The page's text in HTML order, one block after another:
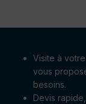
Visite à
vous
besoins.
Devis